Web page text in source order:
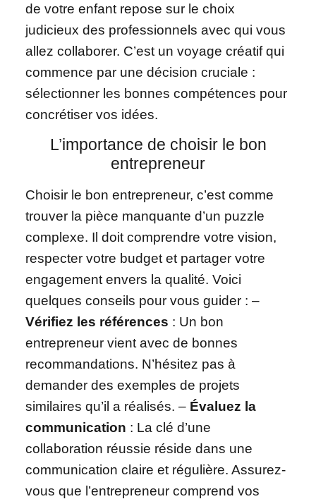
de votre enfant repose sur le choix
judicieux des professionnels avec qui vous
allez collaborer. C’est un voyage créatif qui
commence par une décision cruciale :
sélectionner les bonnes compétences pour
concrétiser vos idées.
L’importance de choisir le bon
entrepreneur
Choisir le bon entrepreneur, c’est comme
trouver la pièce manquante d’un puzzle
complexe. Il doit comprendre votre vision,
respecter votre budget et partager votre
engagement envers la qualité. Voici
quelques conseils pour vous guider : –
Vérifiez les références : Un bon
entrepreneur vient avec de bonnes
recommandations. N’hésitez pas à
demander des exemples de projets
similaires qu’il a réalisés. – Évaluez la
communication : La clé d’une
collaboration réussie réside dans une
communication claire et régulière. Assurez-
vous que l’entrepreneur comprend vos